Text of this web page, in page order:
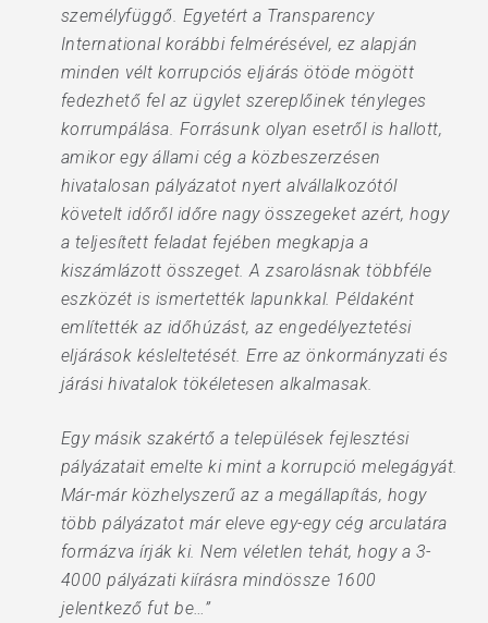
személyfüggő. Egyetért a Transparency
International korábbi felmérésével, ez alapján
minden vélt korrupciós eljárás ötöde mögött
fedezhető fel az ügylet szereplőinek tényleges
korrumpálása. Forrásunk olyan esetről is hallott,
amikor egy állami cég a közbeszerzésen
hivatalosan pályázatot nyert alvállalkozótól
követelt időről időre nagy összegeket azért, hogy
a teljesített feladat fejében megkapja a
kiszámlázott összeget. A zsarolásnak többféle
eszközét is ismertették lapunkkal. Példaként
említették az időhúzást, az engedélyeztetési
eljárások késleltetését. Erre az önkormányzati és
járási hivatalok tökéletesen alkalmasak.
Egy másik szakértő a települések fejlesztési
pályázatait emelte ki mint a korrupció melegágyát.
Már-már közhelyszerű az a megállapítás, hogy
több pályázatot már eleve egy-egy cég arculatára
formázva írják ki. Nem véletlen tehát, hogy a 3-
4000 pályázati kiírásra mindössze 1600
jelentkező fut be…”